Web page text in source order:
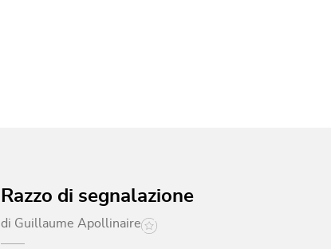
Razzo di segnalazione
di Guillaume Apollinaire